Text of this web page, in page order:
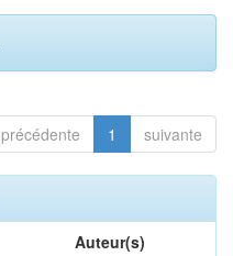
précédente 1 suivante
Auteur(s)